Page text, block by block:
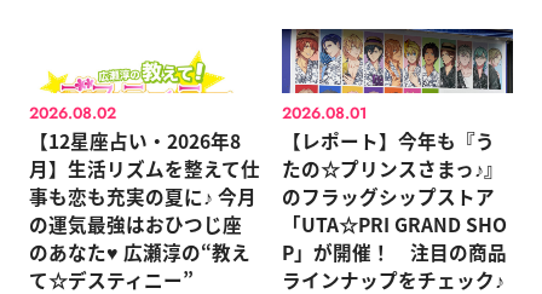
2026.08.02
【12星座占い・2026年8
月】生活リズムを整えて仕
事も恋も充実の夏に♪ 今月
の運気最強はおひつじ座
のあなた♥ 広瀬淳の“教え
て☆デスティニー”
2026.08.01
【レポート】今年も『う
たの☆プリンスさまっ♪』
のフラッグシップストア
「UTA☆PRI GRAND SHO
P」が開催！ 注目の商品
ラインナップをチェック♪